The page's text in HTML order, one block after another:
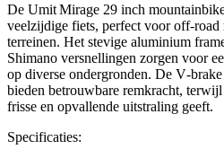
De Umit Mirage 29 inch
veelzijdige fiets, perfect voor
terreinen. Het stevige aluminium
Shimano versnellingen zorgen voor
op diverse ondergronden. De
bieden betrouwbare remkracht,
frisse en opvallende uitstraling geeft.
Specificaties: